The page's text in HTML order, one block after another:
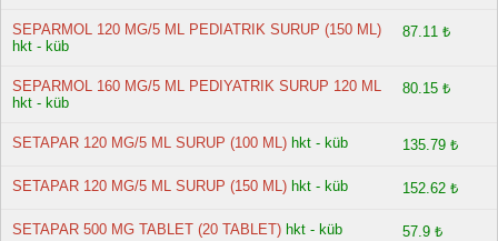
SEPARMOL 120 MG/5 ML PEDIATRIK SURUP (150 ML)
hkt - küb
87.11 ₺
SEPARMOL 160 MG/5 ML PEDIYATRIK SURUP 120 ML
hkt - küb
80.15 ₺
SETAPAR 120 MG/5 ML SURUP (100 ML) hkt - küb 135.79 ₺
SETAPAR 120 MG/5 ML SURUP (150 ML) hkt - küb 152.62 ₺
SETAPAR 500 MG TABLET (20 TABLET) hkt - küb 57.9 ₺